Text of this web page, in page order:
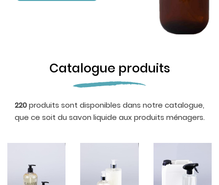
Catalogue produits
220produits sont disponibles dans notre catalogue,
que ce soit du savon liquide aux produits ménagers.